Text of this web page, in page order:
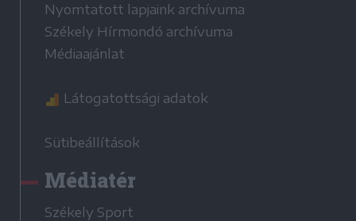
Nyomtatott lapjaink archívuma
Székely Hírmondó archívuma
Médiaajánlat
Látogatottsági adatok
Sütibeállítások
Médiatér
Székely Sport